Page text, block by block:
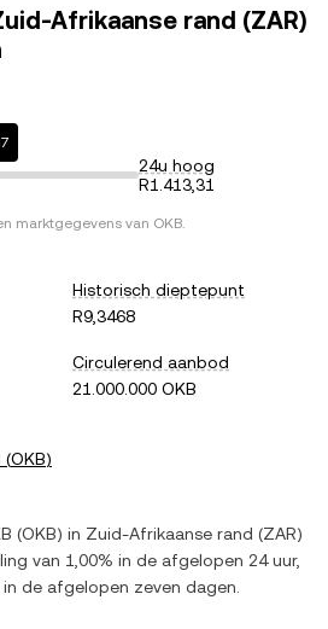
Afrikaanse rand (ZAR)
24u hoog
R1.413,31
marktgegevens van OKB.
Historisch dieptepunt
R9,3468
Circulerend aanbod
21.000.000 OKB
(OKB)
(OKB) in Zuid-Afrikaanse rand (ZAR)
van 1,00% in de afgelopen 24 uur,
in de afgelopen zeven dagen.